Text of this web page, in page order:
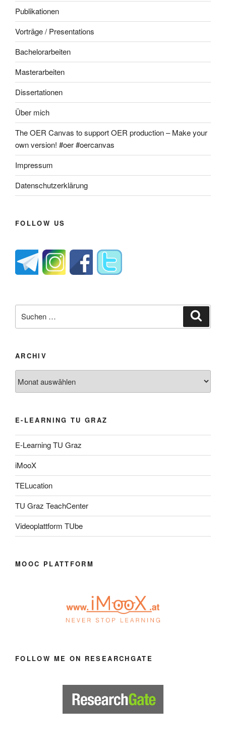
Publikationen
Vorträge / Presentations
Bachelorarbeiten
Masterarbeiten
Dissertationen
Über mich
The OER Canvas to support OER production – Make your
own version! #oer #oercanvas
Impressum
Datenschutzerklärung
FOLLOW US
nach:
ARCHIV
E-LEARNING TU GRAZ
E-Learning TU Graz
iMooX
TELucation
TU Graz TeachCenter
Videoplattform TUbe
MOOC PLATTFORM
FOLLOW ME ON RESEARCHGATE